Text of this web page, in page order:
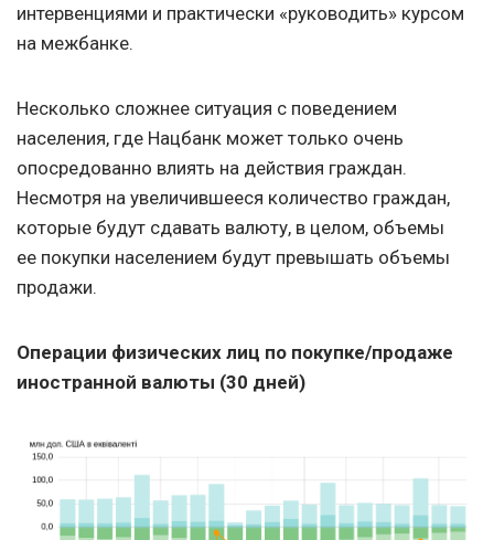
интервенциями и практически «руководить» курсом
на межбанке.
Несколько сложнее ситуация с поведением
населения, где Нацбанк может только очень
опосредованно влиять на действия граждан.
Несмотря на увеличившееся количество граждан,
которые будут сдавать валюту, в целом, объемы
ее покупки населением будут превышать объемы
продажи.
Операции физических лиц по покупке/продаже
иностранной валюты (30 дней)